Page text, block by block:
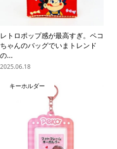
レトロポップ感が最高すぎ。ペコ
ちゃんのバッグでいまトレンド
の...
2025.06.18
キーホルダー